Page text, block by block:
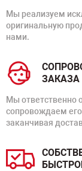
Мы реализуем
оригинальную
нами.
ЗАКАЗА
Мы ответственно
сопровождаем
заканчивая